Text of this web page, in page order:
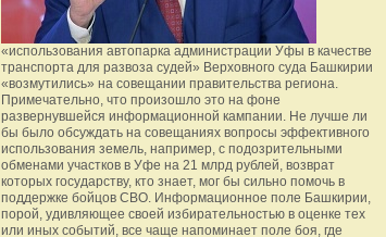
«использования автопарка администрации Уфы в качестве
транспорта для развоза судей» Верховного суда Башкирии
«возмутились» на совещании правительства региона.
Примечательно, что произошло это на фоне
развернувшейся информационной кампании. Не лучше ли
бы было обсуждать на совещаниях вопросы эффективного
использования земель, например, с подозрительными
обменами участков в Уфе на 21 млрд рублей, возврат
которых государству, кто знает, мог бы сильно помочь в
поддержке бойцов СВО. Информационное поле Башкирии,
порой, удивляющее своей избирательностью в оценке тех
или иных событий, все чаще напоминает поле боя, где